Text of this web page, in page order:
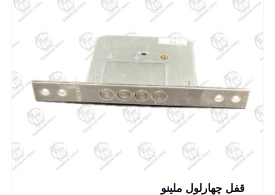
قفل چهارلول ملینو